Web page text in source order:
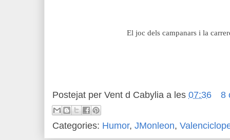
El joc dels campanars i la
Postejat per Vent d Cabylia a les 07:36 8
Categories: Humor, JMonleon,